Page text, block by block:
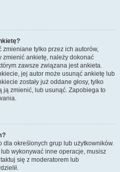
zmieniane tylko przez ich autorów,
zmienić ankietę, należy dokonać
zawsze związana jest ankieta.
jej autor może usunąć ankietę lub
zostały już oddane głosy, tylko
ją zmienić, lub usunąć. Zapobiega to
dla określonych grup lub użytkowników.
wykonywać inne operacje, musisz
się z moderatorem lub